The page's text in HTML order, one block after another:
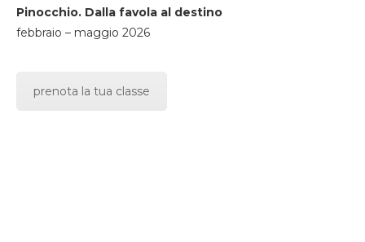
Pinocchio. Dalla favola al destino
febbraio – maggio 2026
prenota la tua classe